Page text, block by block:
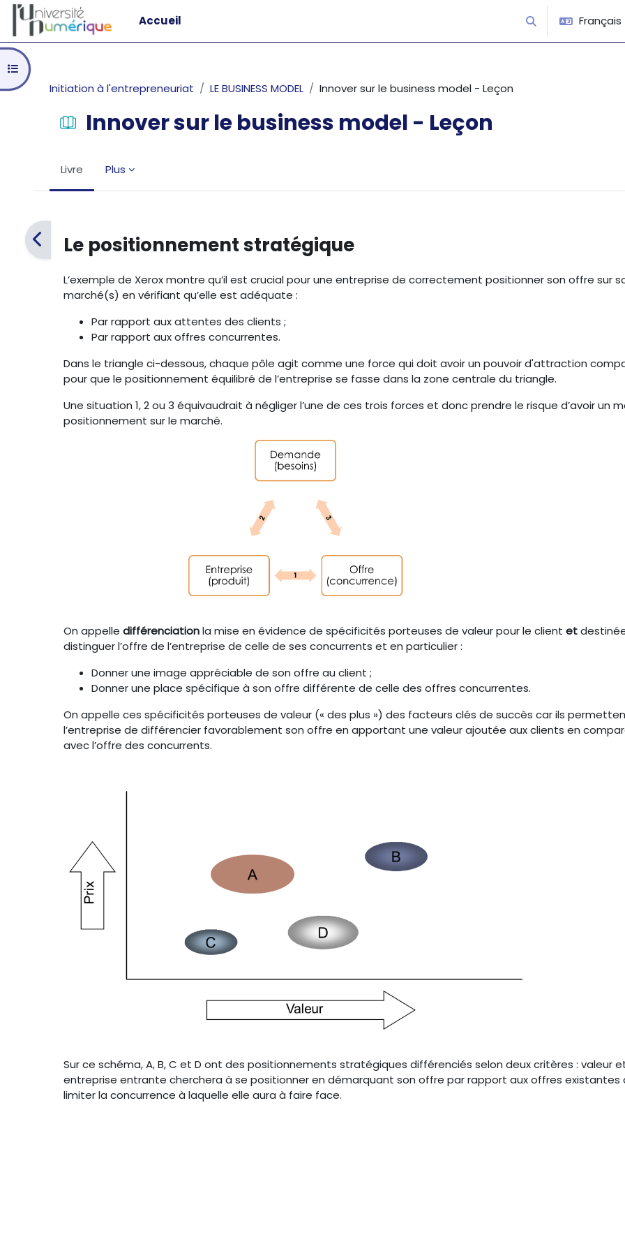
Passer au contenu principal
Accueil
Activer/désactiver
Ouvrir l’index du cours
Initiation à l'entrepreneuriat
LE BUSINESS MODEL Innover sur le business model - Leçon
Innover sur le business model - Leçon
Livre Plus
Le positionnement stratégique
L’exemple de Xerox montre qu’il est crucial pour une entreprise de correctement positionner son offre sur
marché(s) en vérifiant qu’elle est adéquate :
Par rapport aux attentes des clients ;
Par rapport aux offres concurrentes.
Dans le triangle ci-dessous, chaque pôle agit comme une force qui doit avoir un pouvoir d'attraction
pour que le positionnement équilibré de l’entreprise se fasse dans la zone centrale du triangle.
Une situation 1, 2 ou 3 équivaudrait à négliger l’une de ces trois forces et donc prendre le risque d’avoir un
positionnement sur le marché.
On appelle différenciationla mise en évidence de spécificités porteuses de valeur pour le client et
distinguer l’offre de l’entreprise de celle de ses concurrents et en particulier :
Donner une image appréciable de son offre au client ;
Donner une place spécifique à son offre différente de celle des offres concurrentes.
On appelle ces spécificités porteuses de valeur (« des plus ») des facteurs clés de succès car ils
l’entreprise de différencier favorablement son offre en apportant une valeur ajoutée aux clients en
avec l’offre des concurrents.
Sur ce schéma, A, B, C et D ont des positionnements stratégiques différenciés selon deux critères : valeur
entreprise entrante cherchera à se positionner en démarquant son offre par rapport aux offres existantes
limiter la concurrence à laquelle elle aura à faire face.